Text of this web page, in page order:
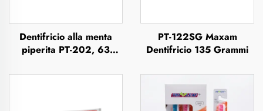
Dentifricio alla menta
piperita PT-202, 63
PT-122SG Maxam
Dentifricio 135 Grammi